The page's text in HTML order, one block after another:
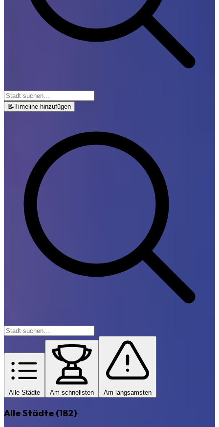
📝Timeline hinzufügen
Alle Städte Am schnellsten Am langsamsten
Alle Städte (182)